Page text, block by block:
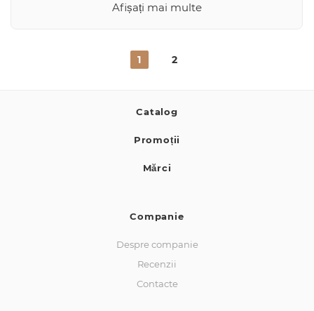
Afișați mai multe
1 2
Catalog
Promoții
Mărci
Companie
Despre companie
Recenzii
Contacte